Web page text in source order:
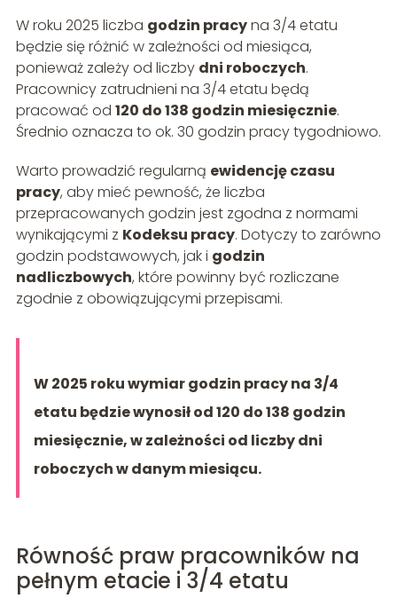
W roku 2025 liczba godzin pracyna 3/4 etatu
będzie się różnić w zależności od miesiąca,
ponieważ zależy od liczby dni roboczych.
Pracownicy zatrudnieni na 3/4 etatu będą
pracować od 120 do 138 godzin miesięcznie.
Średnio oznacza to ok. 30 godzin pracy tygodniowo.
Warto prowadzić regularną ewidencję czasu
pracy, aby mieć pewność, że liczba
przepracowanych godzin jest zgodna z normami
wynikającymi z Kodeksu pracy. Dotyczy to zarówno
godzin podstawowych, jak i godzin
nadliczbowych, które powinny być rozliczane
zgodnie z obowiązującymi przepisami.
W 2025 roku wymiar godzin pracy na 3/4
etatu będzie wynosił od 120 do 138 godzin
miesięcznie, w zależności od liczby dni
roboczych w danym miesiącu.
Równość praw pracowników na
pełnym etacie i 3/4 etatu